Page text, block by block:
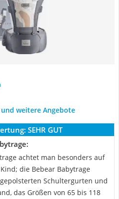
weitere Angebote
SEHR GUT
achtet man besonders auf
die Bebear Babytrage
Schultergurten und
das Größen von 65 bis 118